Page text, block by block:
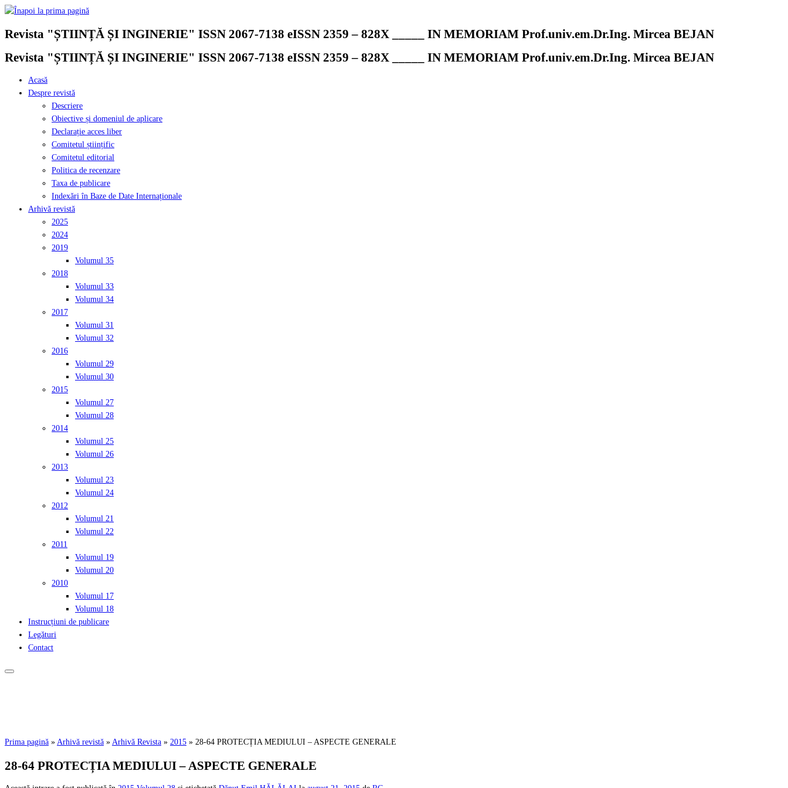
Skip
content
Revista "ȘTIINȚĂ ȘI INGINERIE" ISSN 2067-7138 eISSN 2359 – 828X _____ IN MEMORIAM Prof.univ.em.Dr.Ing. Mircea BEJAN
Revista "ȘTIINȚĂ ȘI INGINERIE" ISSN 2067-7138 eISSN 2359 – 828X _____ IN MEMORIAM Prof.univ.em.Dr.Ing. Mircea BEJAN
Acasă
Despre revistă
Descriere
Obiective și domeniul de aplicare
Declarație acces liber
Comitetul științific
Comitetul editorial
Politica de recenzare
Taxa de publicare
Indexări în Baze de Date Internaționale
Arhivă revistă
2025
2024
2019
Volumul 35
2018
Volumul 33
Volumul 34
2017
Volumul 31
Volumul 32
2016
Volumul 29
Volumul 30
2015
Volumul 27
Volumul 28
2014
Volumul 25
Volumul 26
2013
Volumul 23
Volumul 24
2012
Volumul 21
Volumul 22
2011
Volumul 19
Volumul 20
2010
Volumul 17
Volumul 18
Instrucțiuni de publicare
Legături
Contact
Prima pagină » Arhivă revistă » Arhivă Revista » 2015 » 28-64 PROTECȚIA MEDIULUI – ASPECTE GENERALE
28-64 PROTECȚIA MEDIULUI – ASPECTE GENERALE